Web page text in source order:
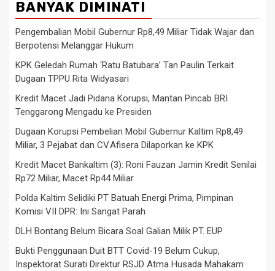
BANYAK DIMINATI
Pengembalian Mobil Gubernur Rp8,49 Miliar Tidak Wajar dan
Berpotensi Melanggar Hukum
KPK Geledah Rumah ‘Ratu Batubara’ Tan Paulin Terkait
Dugaan TPPU Rita Widyasari
Kredit Macet Jadi Pidana Korupsi, Mantan Pincab BRI
Tenggarong Mengadu ke Presiden
Dugaan Korupsi Pembelian Mobil Gubernur Kaltim Rp8,49
Miliar, 3 Pejabat dan CV.Afisera Dilaporkan ke KPK
Kredit Macet Bankaltim (3): Roni Fauzan Jamin Kredit Senilai
Rp72 Miliar, Macet Rp44 Miliar
Polda Kaltim Selidiki PT Batuah Energi Prima, Pimpinan
Komisi VII DPR: Ini Sangat Parah
DLH Bontang Belum Bicara Soal Galian Milik PT. EUP
Bukti Penggunaan Duit BTT Covid-19 Belum Cukup,
Inspektorat Surati Direktur RSJD Atma Husada Mahakam